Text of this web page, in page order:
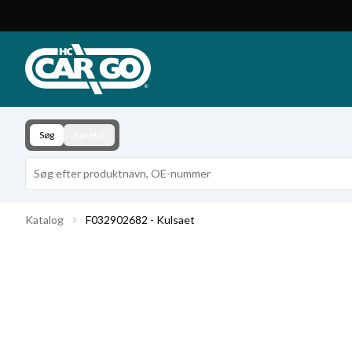
Download
Kontakt
Søg
Katalog F032902682 - Kulsaet